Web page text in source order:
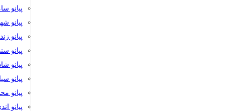
پیانو
پیانو
پیانو
پیانو
پیانو
پیانو
پیانو
پیانو